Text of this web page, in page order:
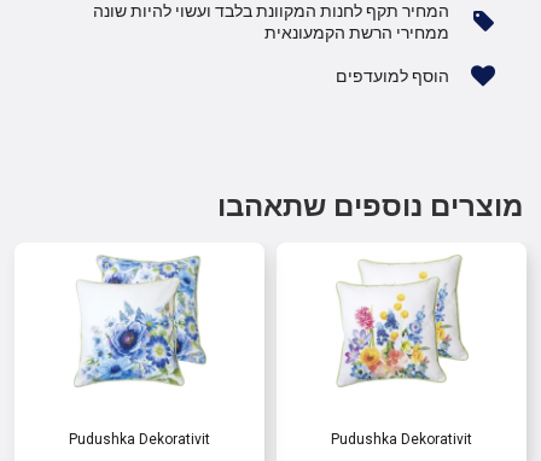
המחיר תקף לחנות המקוונת בלבד ועשוי להיות שונה
ממחירי הרשת הקמעונאית
הוסף למועדפים
מוצרים נוספים שתאהבו
Pudushka Dekorativit
Pudushka Dekorativit